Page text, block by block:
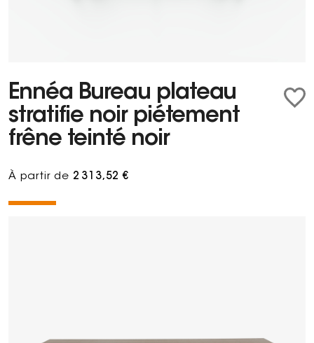
Ennéa Bureau plateau
stratifie noir piétement
frêne teinté noir
À partir de 2 313,52 €